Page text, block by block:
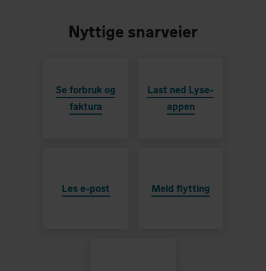
Nyttige snarveier
Se forbruk og
faktura
Last ned Lyse-
appen
Les e-post Meld flytting